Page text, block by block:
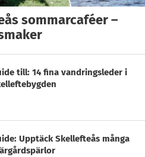
sommarcaféer –
till: 14 fina vandringsleder i
Upptäck Skellefteås många